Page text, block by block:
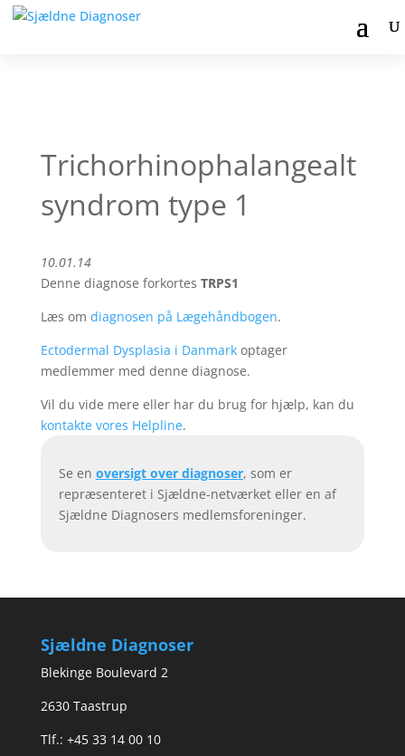
Trichorhinophalangealt
syndrom type 1
10.01.14
Denne diagnose forkortes TRPS1
Læs om diagnosen på Lægehåndbogen.
Ectodermal Dysplasia i Danmarkoptager
medlemmer med denne diagnose.
Vil du vide mere eller har du brug for hjælp, kan du
kontakte vores Helpline.
Se en oversigt over diagnoser, som er
repræsenteret i Sjældne-netværket eller en af
Sjældne Diagnosers medlemsforeninger.
Sjældne Diagnoser
Blekinge Boulevard 2
2630 Taastrup
Tlf.: +45 33 14 00 10